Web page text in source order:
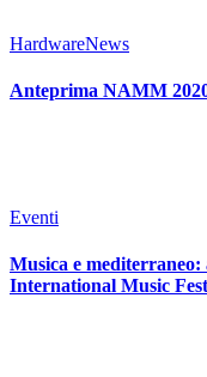
HardwareNews
Anteprima NAMM
Eventi
Musica e mediterraneo:
International Music